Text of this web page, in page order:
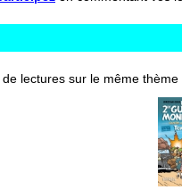
lectures sur le même thème